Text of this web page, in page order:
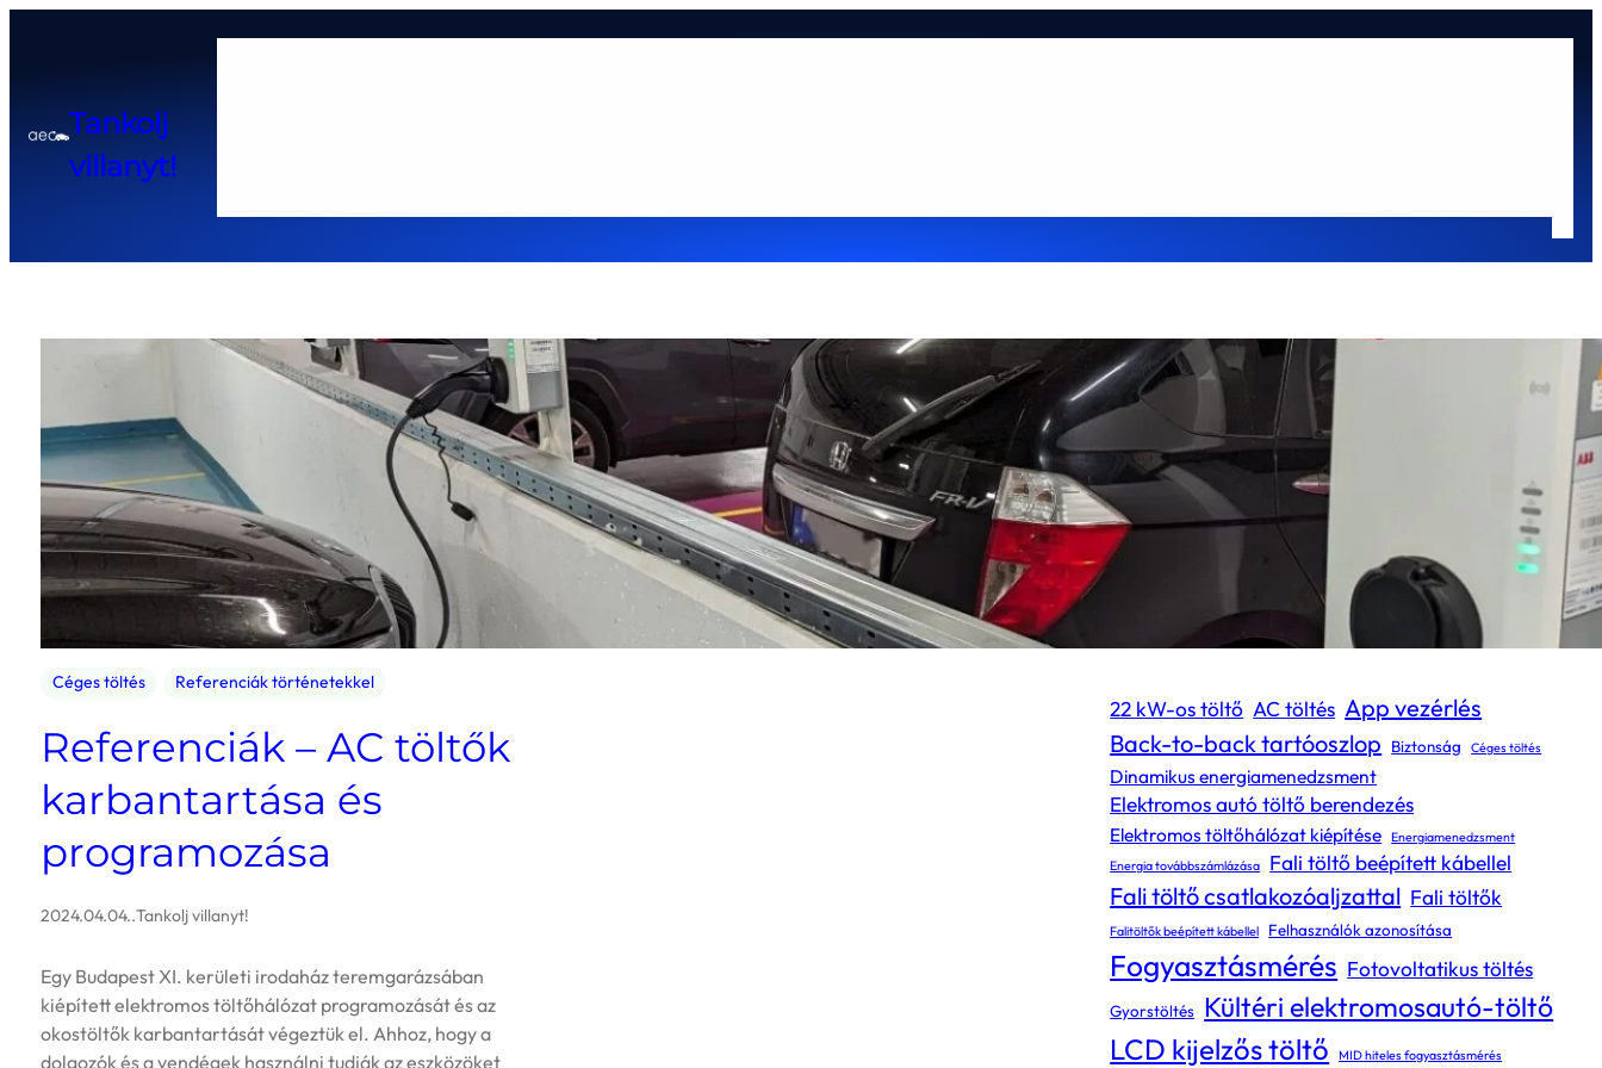
Tankolj
villanyt!
Céges töltés Referenciák történetekkel
Referenciák – AC töltők
karbantartása és
programozása
2024.04.04..Tankolj villanyt!
Egy Budapest XI. kerületi irodaház teremgarázsában
kiépített elektromos töltőhálózat programozását és az
okostöltők karbantartását végeztük el. Ahhoz, hogy a
dolgozók és a vendégek használni tudják az eszközöket
Oldalsáv
Keresés
Címkék
22 kW-os töltő AC töltés App vezérlés
Back-to-back tartóoszlop
Biztonság Céges töltés
Dinamikus energiamenedzsment
Elektromos autó töltő berendezés
Elektromos töltőhálózat kiépítése Energiamenedzsment
Energia továbbszámlázása
Fali töltő beépített kábellel
Fali töltő csatlakozóaljzattal Fali töltők
Falitöltők beépített kábellel Felhasználók azonosítása
Fogyasztásmérés Fotovoltatikus töltés
Gyorstöltés Kültéri elektromosautó-töltő
LCD kijelzős töltő MID hiteles fogyasztásmérés